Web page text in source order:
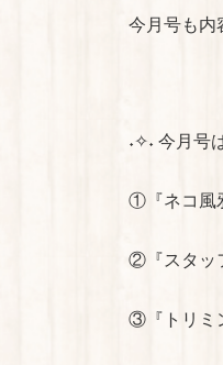
今月号も内
˖✧˖ 今月号
①『ネコ風
②『スタッ
③『トリミ